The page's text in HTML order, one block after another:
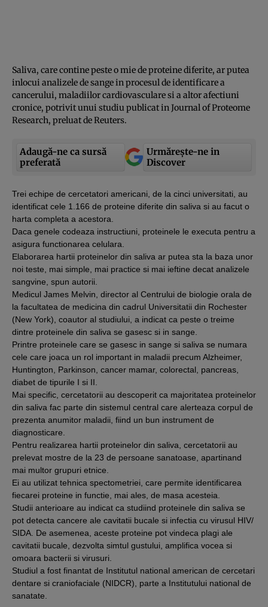
Saliva, care contine peste o mie de proteine diferite, ar putea
inlocui analizele de sange in procesul de identificare a
cancerului, maladiilor cardiovasculare si a altor afectiuni
cronice, potrivit unui studiu publicat in Journal of Proteome
Research, preluat de Reuters.
Adaugă-ne ca sursă
preferată
Urmărește-ne in
Discover
Trei echipe de cercetatori americani, de la cinci universitati, au
identificat cele 1.166 de proteine diferite din saliva si au facut o
harta completa a acestora.
Daca genele codeaza instructiuni, proteinele le executa pentru a
asigura functionarea celulara.
Elaborarea hartii proteinelor din saliva ar putea sta la baza unor
noi teste, mai simple, mai practice si mai ieftine decat analizele
sangvine, spun autorii.
Medicul James Melvin, director al Centrului de biologie orala de
la facultatea de medicina din cadrul Universitatii din Rochester
(New York), coautor al studiului, a indicat ca peste o treime
dintre proteinele din saliva se gasesc si in sange.
Printre proteinele care se gasesc in sange si saliva se numara
cele care joaca un rol important in maladii precum Alzheimer,
Huntington, Parkinson, cancer mamar, colorectal, pancreas,
diabet de tipurile I si II.
Mai specific, cercetatorii au descoperit ca majoritatea proteinelor
din saliva fac parte din sistemul central care alerteaza corpul de
prezenta anumitor maladii, fiind un bun instrument de
diagnosticare.
Pentru realizarea hartii proteinelor din saliva, cercetatorii au
prelevat mostre de la 23 de persoane sanatoase, apartinand
mai multor grupuri etnice.
Ei au utilizat tehnica spectometriei, care permite identificarea
fiecarei proteine in functie, mai ales, de masa acesteia.
Studii anterioare au indicat ca studiind proteinele din saliva se
pot detecta cancere ale cavitatii bucale si infectia cu virusul HIV/
SIDA. De asemenea, aceste proteine pot vindeca plagi ale
cavitatii bucale, dezvolta simtul gustului, amplifica vocea si
omoara bacterii si virusuri.
Studiul a fost finantat de Institutul national american de cercetari
dentare si craniofaciale (NIDCR), parte a Institutului national de
sanatate.